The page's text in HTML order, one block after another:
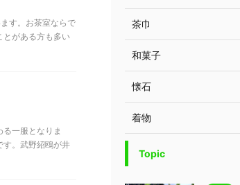
す。お茶室ならで
とがある方も多い
一服となりま
す。武野紹鴎が井
茶巾
和菓子
懐石
着物
Topic